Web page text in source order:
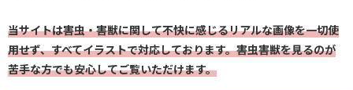
当サイトは害虫・害獣に関して不快に感じるリアルな画像を一切使
用せず、すべてイラストで対応しております。害虫害獣を見るのが
苦手な方でも安心してご覧いただけます。